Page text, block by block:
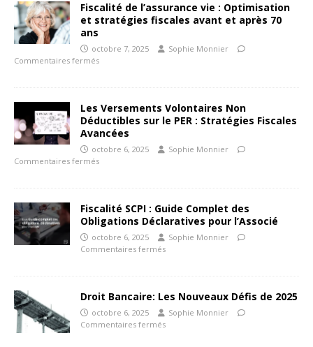
Fiscalité de l’assurance vie : Optimisation
et stratégies fiscales avant et après 70
ans
octobre 7, 2025
Sophie Monnier
Commentaires fermés
Les Versements Volontaires Non
Déductibles sur le PER : Stratégies Fiscales
Avancées
octobre 6, 2025
Sophie Monnier
Commentaires fermés
Fiscalité SCPI : Guide Complet des
Obligations Déclaratives pour l’Associé
octobre 6, 2025
Sophie Monnier
Commentaires fermés
Droit Bancaire: Les Nouveaux Défis de 2025
octobre 6, 2025
Sophie Monnier
Commentaires fermés